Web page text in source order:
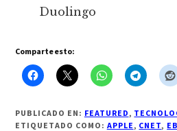
Duolingo
Comparte esto:
PUBLICADO EN: FEATURED ,
ETIQUETADO COMO: APPLE , CNET,